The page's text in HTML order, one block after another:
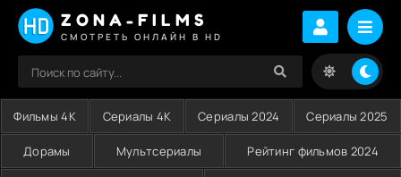
ZONA-FILMS
СМОТРЕТЬ ОНЛАЙН В HD
Фильмы 4K Сериалы 4K Сериалы 2024 Сериалы 2025
Дорамы Мультсериалы Рейтинг фильмов 2024